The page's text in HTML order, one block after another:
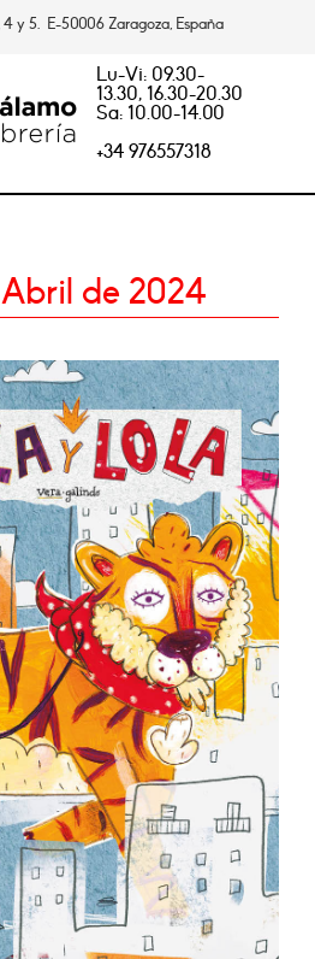
4 y 5. E-50006 Zaragoza, España
Lu-Vi: 09.30-
13.30, 16.30-20.30
Sa: 10.00-14.00
+34 976557318
de 2024